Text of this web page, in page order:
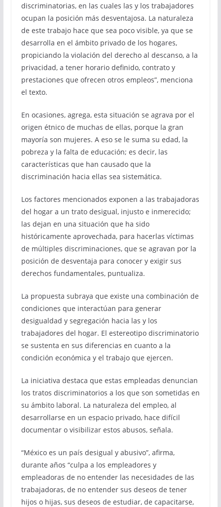
discriminatorias, en las cuales las y los trabajadores
ocupan la posición más desventajosa. La naturaleza
de este trabajo hace que sea poco visible, ya que se
desarrolla en el ámbito privado de los hogares,
propiciando la violación del derecho al descanso, a la
privacidad, a tener horario definido, contrato y
prestaciones que ofrecen otros empleos”, menciona
el texto.
En ocasiones, agrega, esta situación se agrava por el
origen étnico de muchas de ellas, porque la gran
mayoría son mujeres. A eso se le suma su edad, la
pobreza y la falta de educación; es decir, las
características que han causado que la
discriminación hacia ellas sea sistemática.
Los factores mencionados exponen a las trabajadoras
del hogar a un trato desigual, injusto e inmerecido;
las dejan en una situación que ha sido
históricamente aprovechada, para hacerlas víctimas
de múltiples discriminaciones, que se agravan por la
posición de desventaja para conocer y exigir sus
derechos fundamentales, puntualiza.
La propuesta subraya que existe una combinación de
condiciones que interactúan para generar
desigualdad y segregación hacia las y los
trabajadores del hogar. El estereotipo discriminatorio
se sustenta en sus diferencias en cuanto a la
condición económica y el trabajo que ejercen.
La iniciativa destaca que estas empleadas denuncian
los tratos discriminatorios a los que son sometidas en
su ámbito laboral. La naturaleza del empleo, al
desarrollarse en un espacio privado, hace difícil
documentar o visibilizar estos abusos, señala.
“México es un país desigual y abusivo”, afirma,
durante años “culpa a los empleadores y
empleadoras de no entender las necesidades de las
trabajadoras, de no entender sus deseos de tener
hijos o hijas, sus deseos de estudiar, de capacitarse,